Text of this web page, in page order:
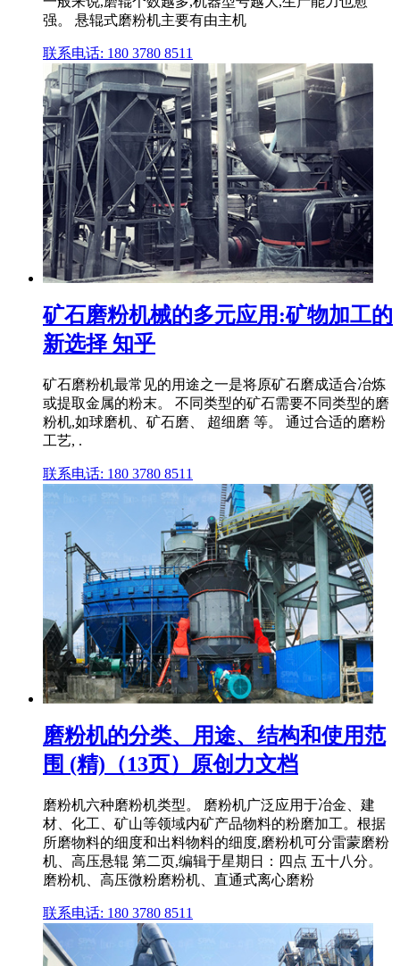
强。 悬辊式磨粉机主要有由主机
联系电话: 180 3780 8511
矿石磨粉机械的多元应用:矿物加工的
新选择 知乎
矿石磨粉机最常见的用途之一是将原矿石磨成适合冶炼
或提取金属的粉末。 不同类型的矿石需要不同类型的磨
粉机,如球磨机、矿石磨、 超细磨 等。 通过合适的磨粉
工艺, .
联系电话: 180 3780 8511
磨粉机的分类、用途、结构和使用范
围 (精)（13页）原创力文档
磨粉机六种磨粉机类型。 磨粉机广泛应用于冶金、建
材、化工、矿山等领域内矿产品物料的粉磨加工。根据
所磨物料的细度和出料物料的细度,磨粉机可分雷蒙磨粉
机、高压悬辊 第二页,编辑于星期日：四点 五十八分。
磨粉机、高压微粉磨粉机、直通式离心磨粉
联系电话: 180 3780 8511